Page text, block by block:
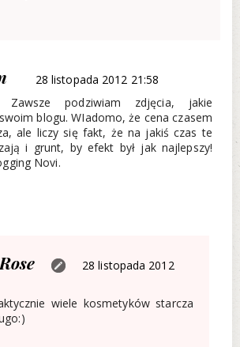
28 listopada 2012 21:58
Zawsze podziwiam zdjęcia, jakie
blogu. WIadomo, że cena czasem
ale liczy się fakt, że na jakiś czas te
i grunt, by efekt był jak najlepszy!
Novi.
28 listopada 2012
wiele kosmetyków starcza